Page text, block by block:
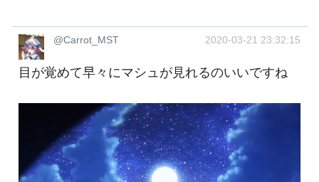
@Carrot_MST 2020-03-21 23:32:15
目が覚めて早々にマシュが見れるのいいですね